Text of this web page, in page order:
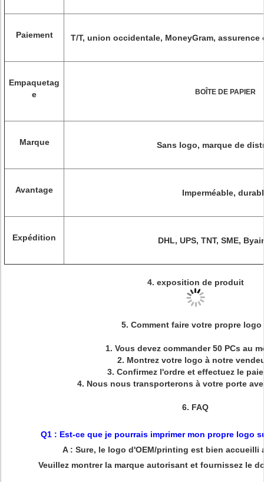
Paiement T/T, union occidentale, MoneyGram,
Empaquetag
e
BOÎTE DE PAPIER
Marque Sans logo, marque de
Avantage Imperméable,
Expédition DHL, UPS, TNT, SME,
4. exposition de produit
5. Comment faire votre propre logo
1. Vous devez commander 50 PCs au
2. Montrez votre logo à notre
3. Confirmez l'ordre et effectuez le
4. Nous nous transporterons à votre porte
6. FAQ
Q1 : Est-ce que je pourrais imprimer mon propre logo
A : Sure, le logo d'OEM/printing est bien accueilli
Veuillez montrer la marque autorisant et fournissez le